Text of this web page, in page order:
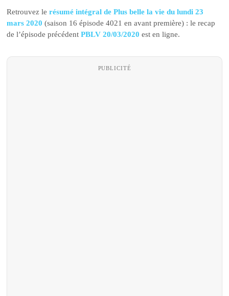
Retrouvez lerésumé intégral de Plus belle la vie du lundi 23
mars 2020 (saison 16 épisode 4021 en avant première) : le recap
de l’épisode précédentPBLV 20/03/2020 est en ligne.
PUBLICITÉ